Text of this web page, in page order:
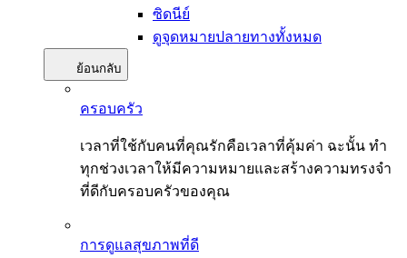
ซิดนีย์
ดูจุดหมายปลายทางทั้งหมด
ย้อนกลับ
ครอบครัว
เวลาที่ใช้กับคนที่คุณรักคือเวลาที่คุ้มค่า ฉะนั้น ทำ
ทุกช่วงเวลาให้มีความหมายและสร้างความทรงจำ
ที่ดีกับครอบครัวของคุณ
การดูแลสุขภาพที่ดี